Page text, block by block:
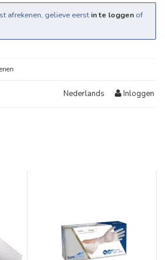
afrekenen, gelieve eerst in te loggen of
Nederlands Inloggen